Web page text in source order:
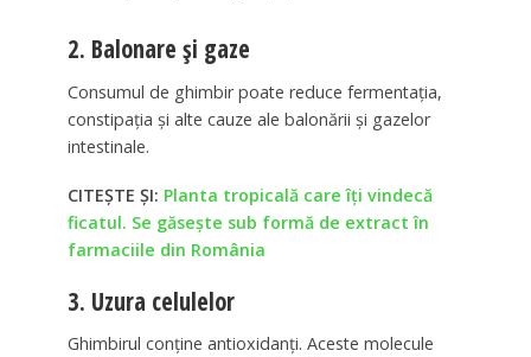
2. Balonare și gaze
Consumul de ghimbir poate reduce fermentația,
constipația și alte cauze ale balonării și gazelor
intestinale.
CITEȘTE ȘI: Planta tropicală care îţi vindecă
ficatul. Se găseşte sub formă de extract în
farmaciile din România
3. Uzura celulelor
Ghimbirul conține antioxidanți. Aceste molecule